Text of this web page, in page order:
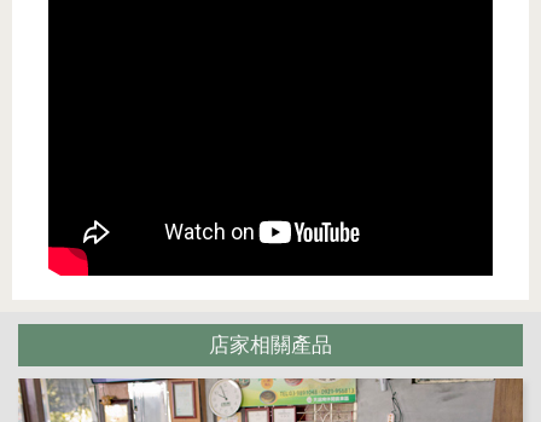
店家相關產品